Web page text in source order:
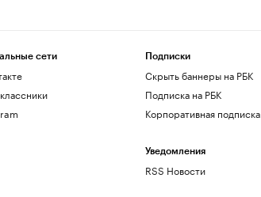
сети Подписки
Скрыть баннеры на РБК
Подписка на РБК
Корпоративная подписка
Уведомления
RSS Новости